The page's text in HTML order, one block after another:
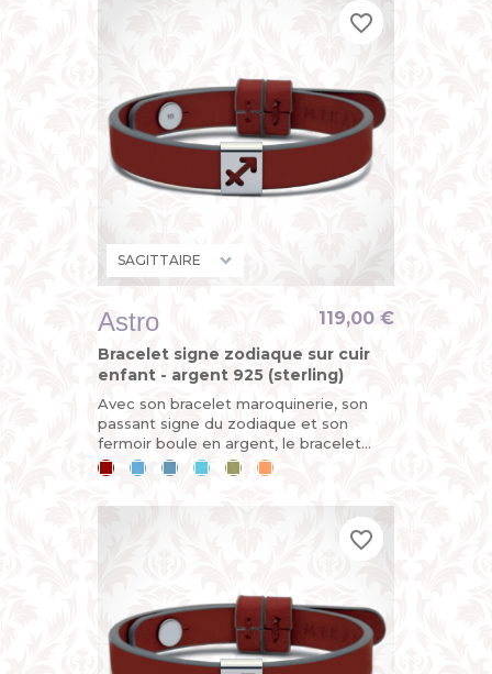
Astro
Bracelet signe zodiaque sur cuir
enfant - argent 925 (sterling)
Avec son bracelet maroquinerie, son
passant signe du zodiaque et son
fermoir boule en argent, le bracelet
ASTRO est démontable et évolutif.
119,00 €
CeriseBleuBleuBleuKakiMandarine
favorite_border
favorite_border
favorite_border
favorite_border
favorite_border
favorite_border